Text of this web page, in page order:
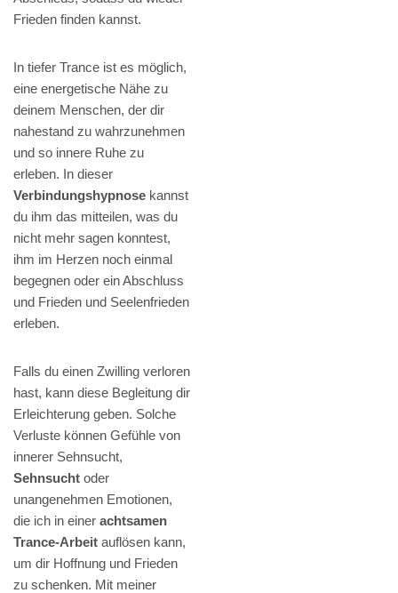
Frieden finden kannst.
In tiefer Trance ist es möglich,
eine energetische Nähe zu
deinem Menschen, der dir
nahestand zu wahrzunehmen
und so innere Ruhe zu
erleben. In dieser
Verbindungshypnose kannst
du ihm das mitteilen, was du
nicht mehr sagen konntest,
ihm im Herzen noch einmal
begegnen oder ein Abschluss
und Frieden und Seelenfrieden
erleben.
Falls du einen Zwilling verloren
hast, kann diese Begleitung dir
Erleichterung geben. Solche
Verluste können Gefühle von
innerer Sehnsucht,
Sehnsucht oder
unangenehmen Emotionen,
die ich in einer achtsamen
Trance-Arbeit auflösen kann,
um dir Hoffnung und Frieden
zu schenken. Mit meiner